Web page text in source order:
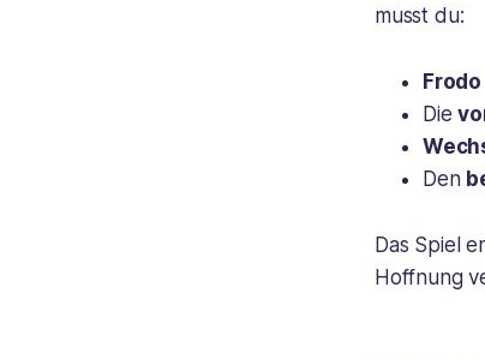
musst du:
Die
Den
Das Spiel
Hoffnung